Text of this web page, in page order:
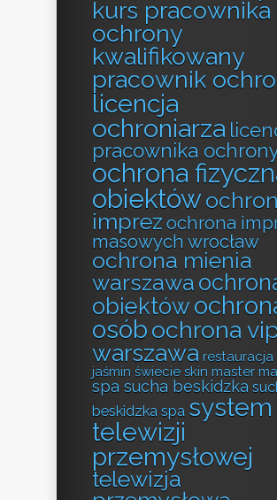
kurs pracownika
ochrony
kwalifikowany
pracownik
licencja
ochroniarza
pracownika
ochrona
obiektów
imprez ochrona
masowych wrocław
ochrona mienia
warszawa
obiektów
osóbochrona
warszawa restauracja
jaśmin świecie skin master
spa sucha beskidzka
beskidzka spa system
telewizji
przemysłowej
telewizja